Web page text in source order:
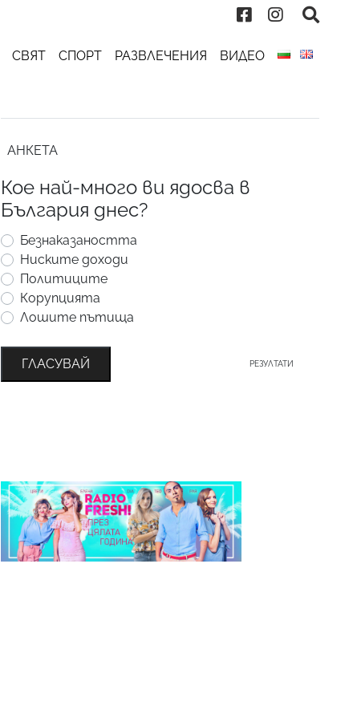
СВЯТ СПОРТ РАЗВЛЕЧЕНИЯ ВИДЕО
АНКЕТА
Кое най-много ви ядосва в
България днес?
Безнаказаността
Ниските доходи
Политиците
Корупцията
Лошите пътища
ГЛАСУВАЙ РЕЗУЛТАТИ